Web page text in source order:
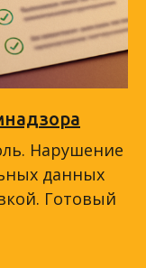
Нарушение
данных
Готовый